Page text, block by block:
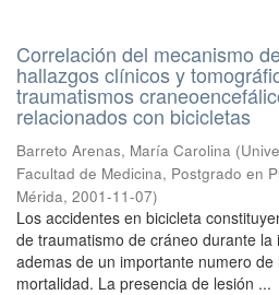
Correlación del mecanismo
hallazgos clínicos y
traumatismos
relacionados con bicicletas
Barreto Arenas, María Carolina (
Facultad de Medicina, Postgrado en
Mérida, 2001-11-07)
Los accidentes en bicicleta
de traumatismo de cráneo durante
ademas de un importante numero
mortalidad. La presencia de lesión ...